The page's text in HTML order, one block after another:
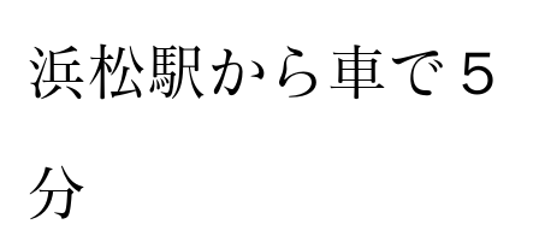
浜松駅から車で５
分